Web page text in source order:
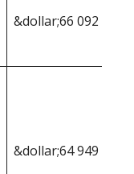
&dollar;66 092
&dollar;64 949